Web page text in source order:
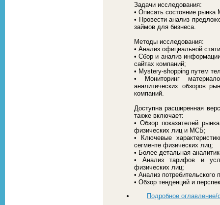
Задачи исследования:
• Описать состояние
• Провести анализ
займов для бизнеса.
Методы исследования:
• Анализ официальной
• Сбор и анализ
сайтах компаний;
• Mystery-shopping путем
• Мониторинг
аналитических обзоров
компаний.
Доступна расширенная
также включает:
• Обзор показателей
физических лиц и МСБ;
• Ключевые
сегменте физических лиц;
• Более детальная
• Анализ тарифов и
физических лиц;
• Анализ
• Обзор тенденций и
Подробное оглавление/